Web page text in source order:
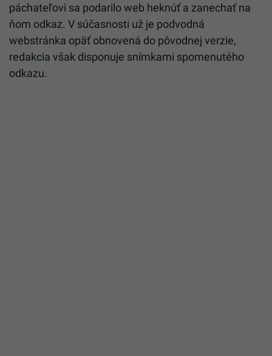
páchateľovi sa podarilo web heknúť a zanechať na
ňom odkaz. V súčasnosti už je podvodná
webstránka opäť obnovená do pôvodnej verzie,
redakcia však disponuje snímkami spomenutého
odkazu.